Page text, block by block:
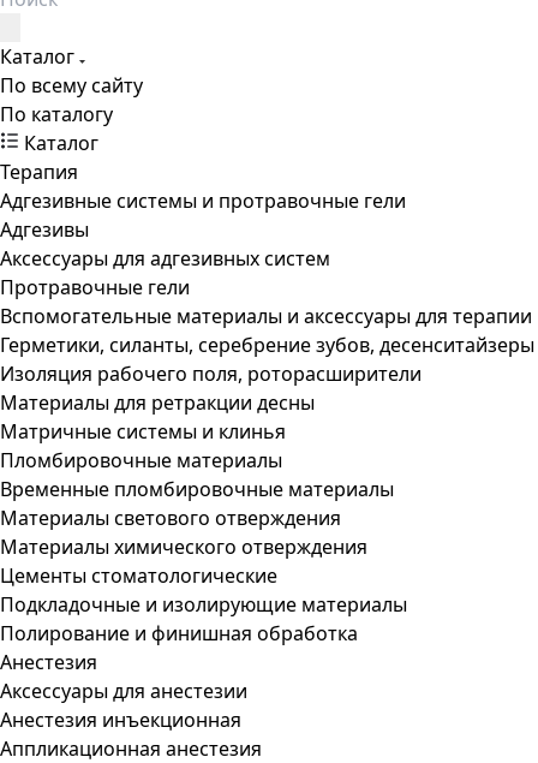
Каталог
По всему сайту
По каталогу
Каталог
Терапия
Адгезивные системы и протравочные гели
Адгезивы
Аксессуары для адгезивных систем
Протравочные гели
Вспомогательные материалы и аксессуары для терапии
Герметики, силанты, серебрение зубов, десенситайзеры
Изоляция рабочего поля, роторасширители
Материалы для ретракции десны
Матричные системы и клинья
Пломбировочные материалы
Временные пломбировочные материалы
Материалы светового отверждения
Материалы химического отверждения
Цементы стоматологические
Подкладочные и изолирующие материалы
Полирование и финишная обработка
Анестезия
Аксессуары для анестезии
Анестезия инъекционная
Аппликационная анестезия